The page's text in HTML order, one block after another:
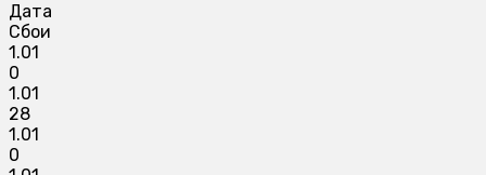
Дата
Сбои
1.01
0
1.01
28
1.01
0